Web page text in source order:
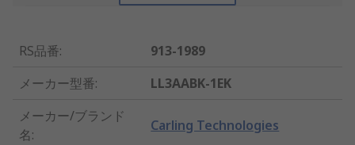
RS品番:
913-1989
メーカー型番:
LL3AABK-1EK
メーカー/ブランド
名:
Carling Technologies